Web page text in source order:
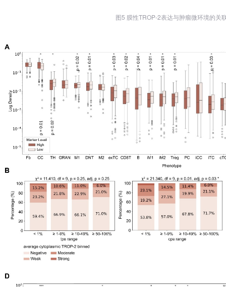
图5 膜性TROP-2表达与肿瘤微环境的关